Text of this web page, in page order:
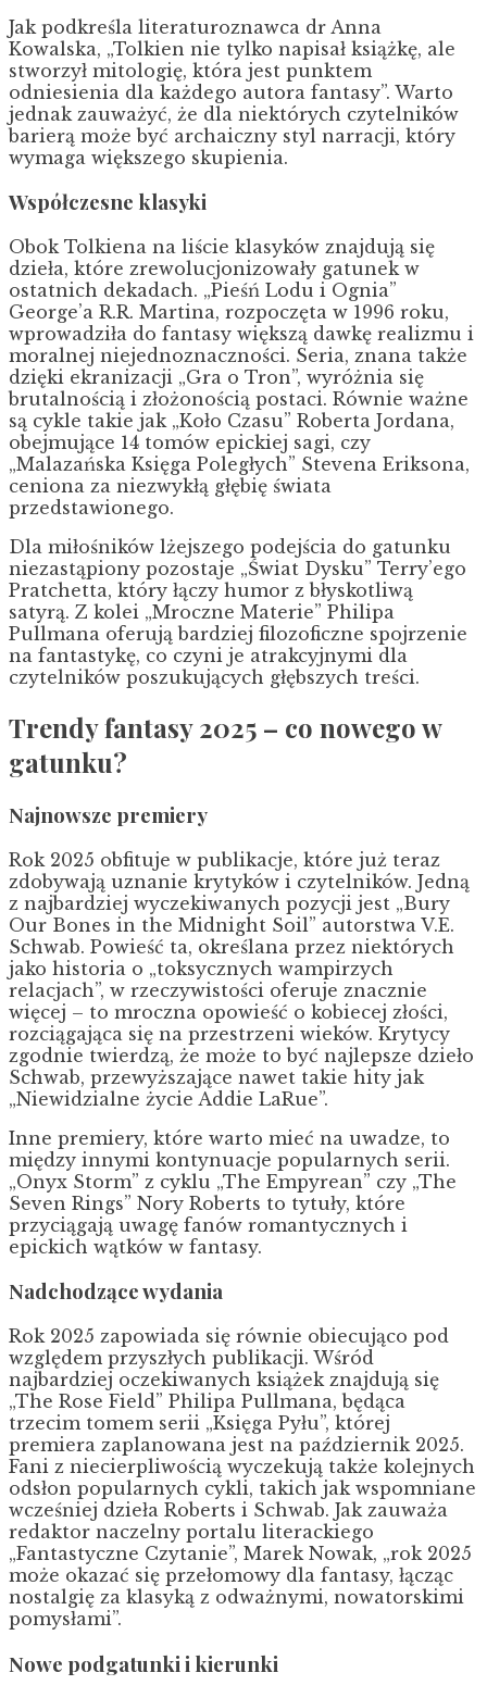
Jak podkreśla literaturoznawca dr Anna
Kowalska, „Tolkien nie tylko napisał książkę, ale
stworzył mitologię, która jest punktem
odniesienia dla każdego autora fantasy”. Warto
jednak zauważyć, że dla niektórych czytelników
barierą może być archaiczny styl narracji, który
wymaga większego skupienia.
Współczesne klasyki
Obok Tolkiena na liście klasyków znajdują się
dzieła, które zrewolucjonizowały gatunek w
ostatnich dekadach. „Pieśń Lodu i Ognia”
George’a R.R. Martina, rozpoczęta w 1996 roku,
wprowadziła do fantasy większą dawkę realizmu i
moralnej niejednoznaczności. Seria, znana także
dzięki ekranizacji „Gra o Tron”, wyróżnia się
brutalnością i złożonością postaci. Równie ważne
są cykle takie jak „Koło Czasu” Roberta Jordana,
obejmujące 14 tomów epickiej sagi, czy
„Malazańska Księga Poległych” Stevena Eriksona,
ceniona za niezwykłą głębię świata
przedstawionego.
Dla miłośników lżejszego podejścia do gatunku
niezastąpiony pozostaje „Świat Dysku” Terry’ego
Pratchetta, który łączy humor z błyskotliwą
satyrą. Z kolei „Mroczne Materie” Philipa
Pullmana oferują bardziej filozoficzne spojrzenie
na fantastykę, co czyni je atrakcyjnymi dla
czytelników poszukujących głębszych treści.
Trendy fantasy 2025 – co nowego w
gatunku?
Najnowsze premiery
Rok 2025 obfituje w publikacje, które już teraz
zdobywają uznanie krytyków i czytelników. Jedną
z najbardziej wyczekiwanych pozycji jest „Bury
Our Bones in the Midnight Soil” autorstwa V.E.
Schwab. Powieść ta, określana przez niektórych
jako historia o „toksycznych wampirzych
relacjach”, w rzeczywistości oferuje znacznie
więcej – to mroczna opowieść o kobiecej złości,
rozciągająca się na przestrzeni wieków. Krytycy
zgodnie twierdzą, że może to być najlepsze dzieło
Schwab, przewyższające nawet takie hity jak
„Niewidzialne życie Addie LaRue”.
Inne premiery, które warto mieć na uwadze, to
między innymi kontynuacje popularnych serii.
„Onyx Storm” z cyklu „The Empyrean” czy „The
Seven Rings” Nory Roberts to tytuły, które
przyciągają uwagę fanów romantycznych i
epickich wątków w fantasy.
Nadchodzące wydania
Rok 2025 zapowiada się równie obiecująco pod
względem przyszłych publikacji. Wśród
najbardziej oczekiwanych książek znajdują się
„The Rose Field” Philipa Pullmana, będąca
trzecim tomem serii „Księga Pyłu”, której
premiera zaplanowana jest na październik 2025.
Fani z niecierpliwością wyczekują także kolejnych
odsłon popularnych cykli, takich jak wspomniane
wcześniej dzieła Roberts i Schwab. Jak zauważa
redaktor naczelny portalu literackiego
„Fantastyczne Czytanie”, Marek Nowak, „rok 2025
może okazać się przełomowy dla fantasy, łącząc
nostalgię za klasyką z odważnymi, nowatorskimi
pomysłami”.
Nowe podgatunki i kierunki